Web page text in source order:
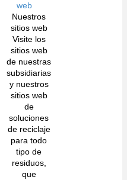
web
Nuestros
sitios web
Visite los
sitios web
de nuestras
subsidiarias
y nuestros
sitios web
de
soluciones
de reciclaje
para todo
tipo de
residuos,
que